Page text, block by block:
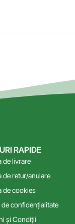
RAPIDE
de livrare
de retur/anulare
de cookies
de confidențialitate
și Condiții